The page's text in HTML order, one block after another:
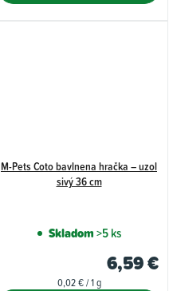
M-Pets Coto bavlnena hračka – uzol
sivý 36 cm
Skladom>5 ks
6,59 €
Jednotková
0,02 € / 1 g